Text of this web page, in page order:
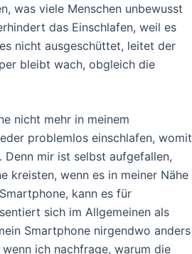
was viele Menschen unbewusst
das Einschlafen, weil es
nicht ausgeschüttet, leitet der
bleibt wach, obgleich die
nicht mehr in meinem
problemlos einschlafen, womit
mir ist selbst aufgefallen,
kreisten, wenn es in meiner Nähe
kann es für
sich im Allgemeinen als
Smartphone nirgendwo anders
ich nachfrage, warum die